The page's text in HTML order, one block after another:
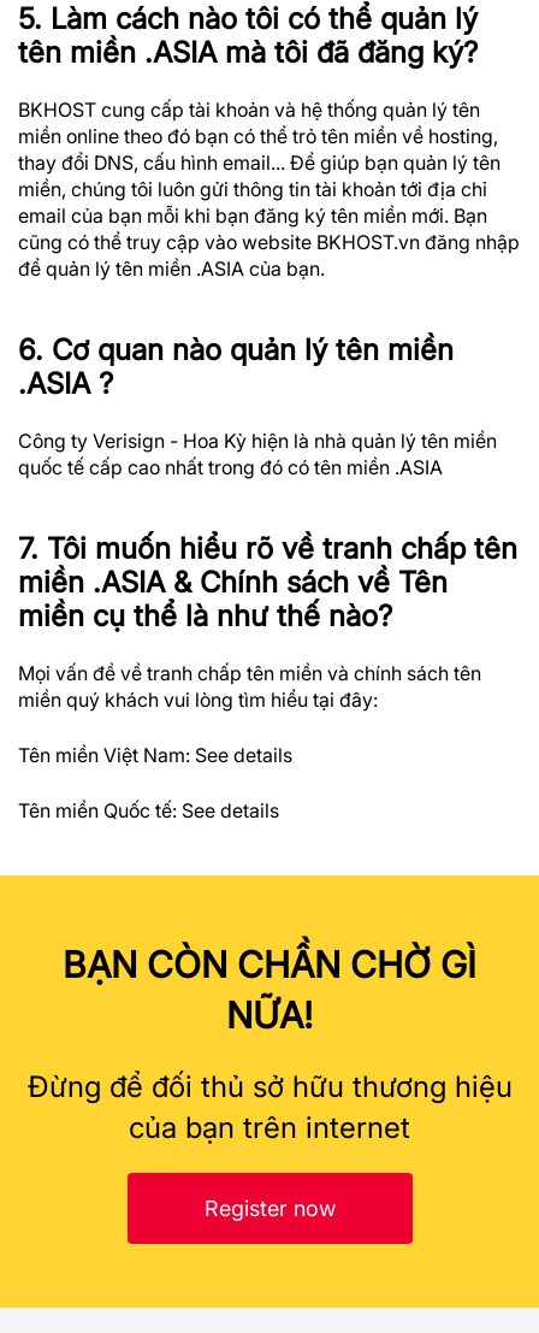
5. Làm cách nào tôi có thể quản lý
tên miền .ASIA mà tôi đã đăng ký?
BKHOST cung cấp tài khoản và hệ thống quản lý tên
miền online theo đó bạn có thể trỏ tên miền về hosting,
thay đổi DNS, cấu hình email... Để giúp bạn quản lý tên
miền, chúng tôi luôn gửi thông tin tài khoản tới địa chỉ
email của bạn mỗi khi bạn đăng ký tên miền mới. Bạn
cũng có thể truy cập vào website BKHOST.vn đăng nhập
để quản lý tên miền .ASIA của bạn.
6. Cơ quan nào quản lý tên miền
.ASIA ?
Công ty Verisign - Hoa Kỳ hiện là nhà quản lý tên miền
quốc tế cấp cao nhất trong đó có tên miền .ASIA
7. Tôi muốn hiểu rõ về tranh chấp tên
miền .ASIA & Chính sách về Tên
miền cụ thể là như thế nào?
Mọi vấn đề về tranh chấp tên miền và chính sách tên
miền quý khách vui lòng tìm hiểu tại đây:
Tên miền Việt Nam: See details
Tên miền Quốc tế: See details
BẠN CÒN CHẦN CHỜ GÌ
NỮA!
Đừng để đối thủ sở hữu thương hiệu
của bạn trên internet
Register now